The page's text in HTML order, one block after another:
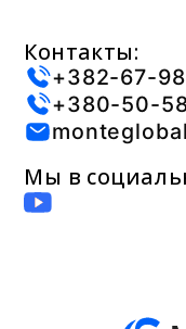
Контакты:
+382-67-
+380-50-
Мы в